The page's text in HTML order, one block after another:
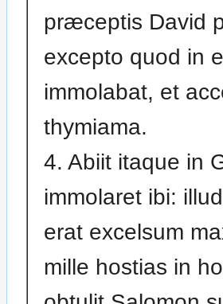
præceptis David
excepto quod in
immolabat, et
thymiama.
4. Abiit itaque in
immolaret ibi:
erat excelsum
mille hostias in